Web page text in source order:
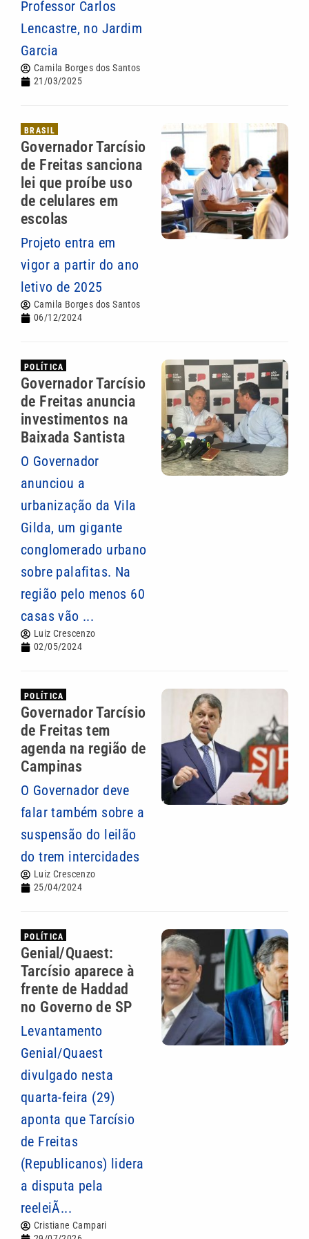
Professor Carlos
Lencastre, no Jardim
Garcia
Camila Borges dos Santos
21/03/2025
BRASIL
Governador Tarcísio
de Freitas sanciona
lei que proíbe uso
de celulares em
escolas
Projeto entra em
vigor a partir do ano
letivo de 2025
Camila Borges dos Santos
06/12/2024
POLÍTICA
Governador Tarcísio
de Freitas anuncia
investimentos na
Baixada Santista
O Governador
anunciou a
urbanização da Vila
Gilda, um gigante
conglomerado urbano
sobre palafitas. Na
região pelo menos 60
casas vão ...
Luiz Crescenzo
02/05/2024
POLÍTICA
Governador Tarcísio
de Freitas tem
agenda na região de
Campinas
O Governador deve
falar também sobre a
suspensão do leilão
do trem intercidades
Luiz Crescenzo
25/04/2024
POLÍTICA
Genial/Quaest:
Tarcísio aparece à
frente de Haddad
no Governo de SP
Levantamento
Genial/Quaest
divulgado nesta
quarta-feira (29)
aponta que Tarcísio
de Freitas
(Republicanos) lidera
a disputa pela
reeleiÃ...
Cristiane Campari